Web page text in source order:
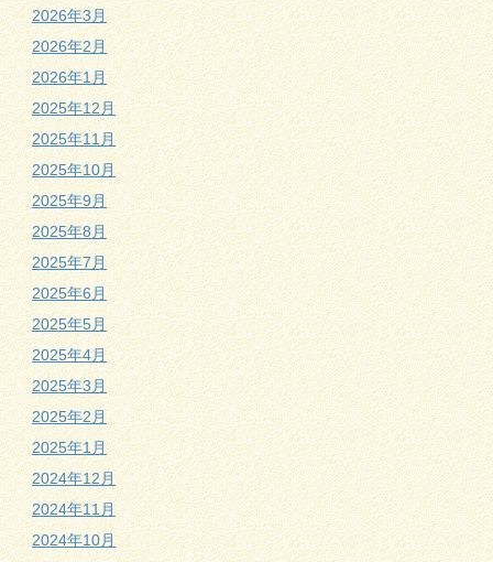
2026年3月
2026年2月
2026年1月
2025年12月
2025年11月
2025年10月
2025年9月
2025年8月
2025年7月
2025年6月
2025年5月
2025年4月
2025年3月
2025年2月
2025年1月
2024年12月
2024年11月
2024年10月